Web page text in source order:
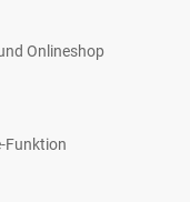
Onlineshop
Funktion